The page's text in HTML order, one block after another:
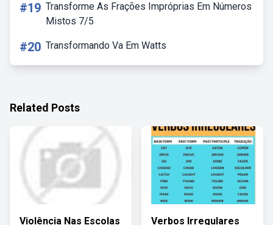
#19 Transforme As Frações Impróprias Em Números
Mistos 7/5
#20 Transformando Va Em Watts
Related Posts
Violência Nas Escolas
Verbos Irregulares